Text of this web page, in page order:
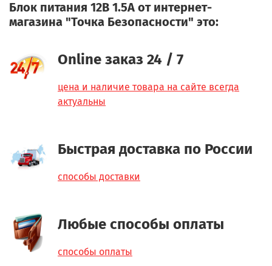
Блок питания 12В 1.5А от интернет-
магазина "Точка Безопасности" это:
Online заказ 24 / 7
цена и наличие товара на сайте всегда
актуальны
Быстрая доставка по России
способы доставки
Любые способы оплаты
способы оплаты